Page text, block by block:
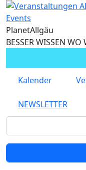
PlanetAllgäu
BESSER WISSEN WO
Kalender
NEWSLETTER